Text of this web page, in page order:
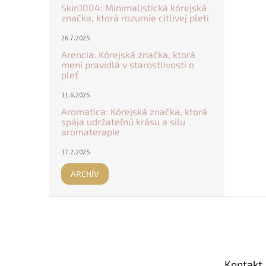
Skin1004: Minimalistická kórejská
značka, ktorá rozumie citlivej pleti
26.7.2025
Arencia: Kórejská značka, ktorá
mení pravidlá v starostlivosti o
pleť
11.6.2025
Aromatica: Kórejská značka, ktorá
spája udržateľnú krásu a silu
aromaterapie
17.2.2025
ARCHÍV